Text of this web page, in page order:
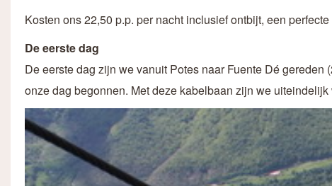
Kosten ons 22,50 p.p. per nacht inclusief ontbijt, een
De eerste dag
De eerste dag zijn we vanuit Potes naar Fuente Dé
onze dag begonnen. Met deze kabelbaan zijn we